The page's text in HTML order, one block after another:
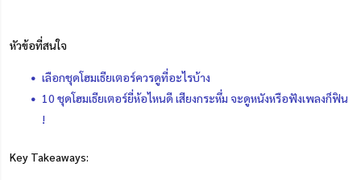
หัวข้อที่สนใจ
เลือกชุดโฮมเธียเตอร์ควรดูที่อะไรบ้าง
10 ชุดโฮมเธียเตอร์ยี่ห้อไหนดี เสียงกระหึ่ม จะดูหนังหรือฟังเพลงก็ฟิน
!
Key Takeaways: